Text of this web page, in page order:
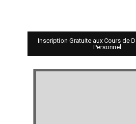
Inscription Gratuite aux Cours de
Personnel